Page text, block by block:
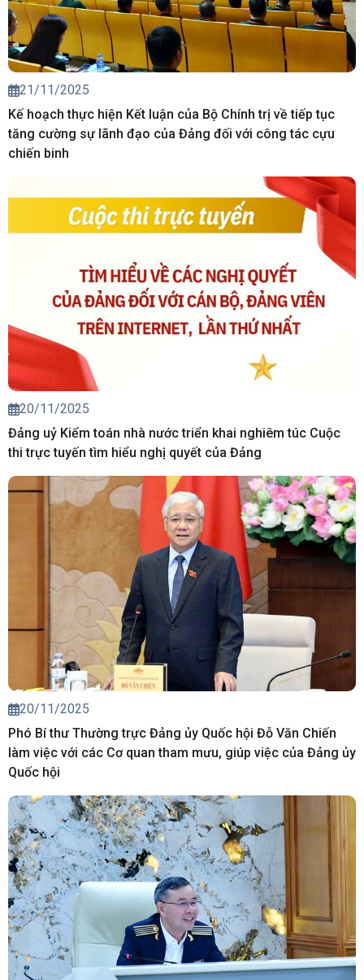
21/11/2025
Kế hoạch thực hiện Kết luận của Bộ Chính trị về tiếp tục
tăng cường sự lãnh đạo của Đảng đối với công tác cựu
chiến binh
20/11/2025
Đảng uỷ Kiểm toán nhà nước triển khai nghiêm túc Cuộc
thi trực tuyến tìm hiểu nghị quyết của Đảng
20/11/2025
Phó Bí thư Thường trực Đảng ủy Quốc hội Đỗ Văn Chiến
làm việc với các Cơ quan tham mưu, giúp việc của Đảng ủy
Quốc hội